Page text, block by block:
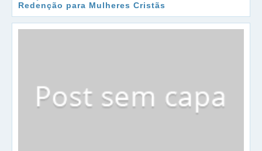
Redenção para Mulheres Cristãs